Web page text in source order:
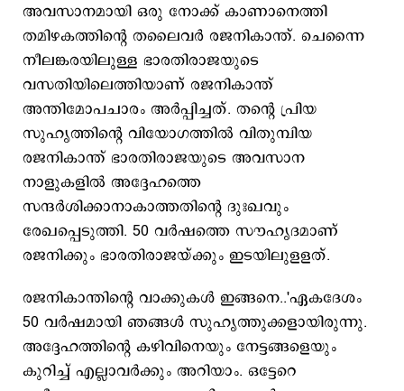
അവസാനമായി ഒരു നോക്ക് കാണാനെത്തി
തമിഴകത്തിന്‍റെ തലൈവര്‍ രജനികാന്ത്. ചെന്നൈ
നീലങ്കരയിലുള്ള ഭാരതിരാജയുടെ
വസതിയിലെത്തിയാണ് രജനികാന്ത്
അന്തിമോപചാരം അര്‍പ്പിച്ചത്. തന്‍റെ പ്രിയ
സുഹൃത്തിന്‍റെ വിയോഗത്തില്‍ വിതുമ്പിയ
രജനികാന്ത് ഭാരതിരാജയുടെ അവസാന
നാളുകളില്‍ അദ്ദേഹത്തെ
സന്ദര്‍ശിക്കാനാകാത്തതിന്‍റെ ദുഃഖവും
രേഖപ്പെടുത്തി. 50 വര്‍ഷത്തെ സൗഹൃദമാണ്
രജനിക്കും ഭാരതിരാജയ്ക്കും ഇടയിലുളളത്.
രജനികാന്തിന്‍റെ വാക്കുകള്‍ ഇങ്ങനെ..'ഏകദേശം
50 വർഷമായി ഞങ്ങൾ സുഹൃത്തുക്കളായിരുന്നു.
അദ്ദേഹത്തിന്‍റെ കഴിവിനെയും നേട്ടങ്ങളെയും
കുറിച്ച് എല്ലാവർക്കും അറിയാം. ഒട്ടേറെ